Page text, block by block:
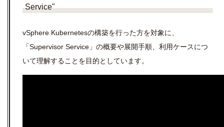
Service"
vSphere Kubernetesの構築を行った方を対象に、
「Supervisor Service」の概要や展開手順、利用ケースにつ
いて理解することを目的としています。